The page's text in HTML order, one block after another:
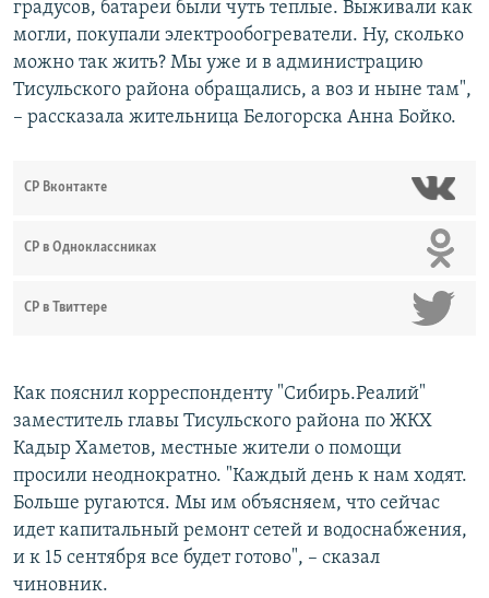
градусов, батареи были чуть теплые. Выживали как
могли, покупали электрообогреватели. Ну, сколько
можно так жить? Мы уже и в администрацию
Тисульского района обращались, а воз и ныне там",
– рассказала жительница Белогорска Анна Бойко.
СР Вконтакте
СР в Одноклассниках
СР в Твиттере
Как пояснил корреспонденту "Сибирь.Реалий"
заместитель главы Тисульского района по ЖКХ
Кадыр Хаметов, местные жители о помощи
просили неоднократно. "Каждый день к нам ходят.
Больше ругаются. Мы им объясняем, что сейчас
идет капитальный ремонт сетей и водоснабжения,
и к 15 сентября все будет готово", – сказал
чиновник.